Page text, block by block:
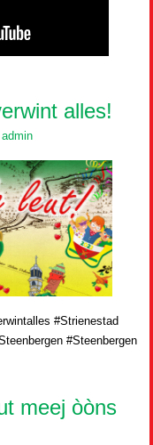
alles!
admin
#Strienestad
#Steenbergen
meej òòns